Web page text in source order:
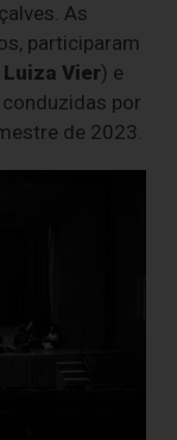
As
participaram
Luiza Vier) e
conduzidas por
de 2023.